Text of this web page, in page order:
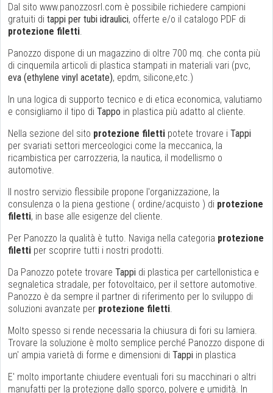
Dal sito www.panozzosrl.com è possibile richiedere campioni
gratuiti di tappi per tubi idraulici, offerte e/o il catalogo PDF di
protezione filetti.
Panozzo dispone di un magazzino di oltre 700 mq. che conta più
di cinquemila articoli di plastica stampati in materiali vari (pvc,
eva (ethylene vinyl acetate), epdm, silicone,etc.)
In una logica di supporto tecnico e di etica economica, valutiamo
e consigliamo il tipo di Tappo in plastica più adatto al cliente.
Nella sezione del sito protezione filetti potete trovare i Tappi
per svariati settori merceologici come la meccanica, la
ricambistica per carrozzeria, la nautica, il modellismo o
automotive.
Il nostro servizio flessibile propone l'organizzazione, la
consulenza o la piena gestione ( ordine/acquisto ) di protezione
filetti, in base alle esigenze del cliente.
Per Panozzo la qualità è tutto. Naviga nella categoria protezione
filetti per scoprire tutti i nostri prodotti.
Da Panozzo potete trovare Tappi di plastica per cartellonistica e
segnaletica stradale, per fotovoltaico, per il settore automotive.
Panozzo è da sempre il partner di riferimento per lo sviluppo di
soluzioni avanzate per protezione filetti.
Molto spesso si rende necessaria la chiusura di fori su lamiera.
Trovare la soluzione è molto semplice perché Panozzo dispone di
un' ampia varietà di forme e dimensioni di Tappi in plastica
E' molto importante chiudere eventuali fori su macchinari o altri
manufatti per la protezione dallo sporco, polvere e umidità. In